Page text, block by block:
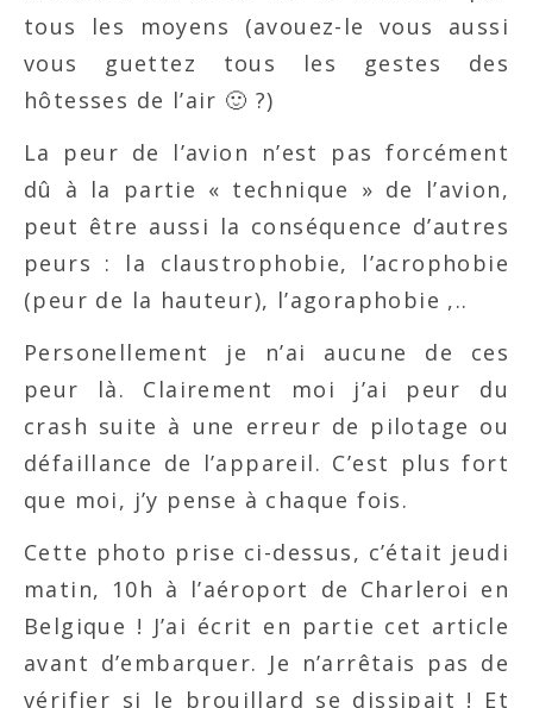
tous les moyens (avouez-le vous aussi
vous guettez tous les gestes des
hôtesses de l’air 🙂 ?)
La peur de l’avion n’est pas forcément
dû à la partie « technique » de l’avion,
peut être aussi la conséquence d’autres
peurs : la claustrophobie, l’acrophobie
(peur de la hauteur), l’agoraphobie ,..
Personellement je n’ai aucune de ces
peur là. Clairement moi j’ai peur du
crash suite à une erreur de pilotage ou
défaillance de l’appareil. C’est plus fort
que moi, j’y pense à chaque fois.
Cette photo prise ci-dessus, c’était jeudi
matin, 10h à l’aéroport de Charleroi en
Belgique ! J’ai écrit en partie cet article
avant d’embarquer. Je n’arrêtais pas de
vérifier si le brouillard se dissipait ! Et